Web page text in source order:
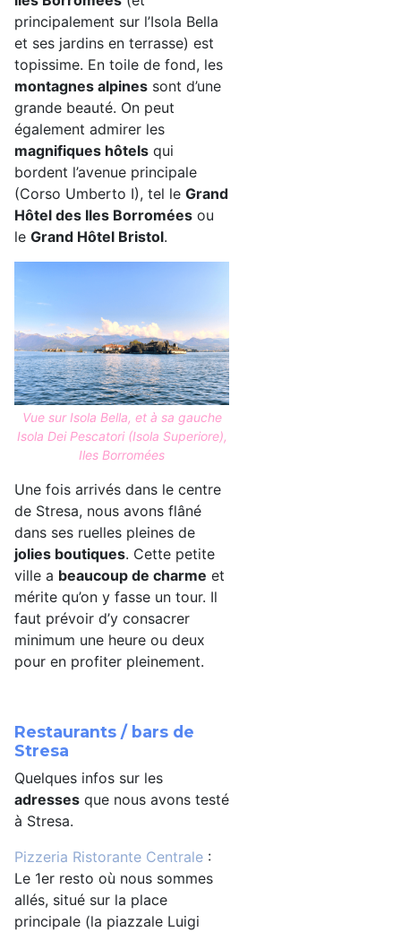
principalement sur l’Isola Bella
et ses jardins en terrasse) est
topissime. En toile de fond, les
montagnes alpines sont d’une
grande beauté. On peut
également admirer les
magnifiques hôtels qui
bordent l’avenue principale
(Corso Umberto I), tel le Grand
Hôtel des Iles Borromées ou
le Grand Hôtel Bristol.
Vue sur Isola Bella, et à sa gauche
Isola Dei Pescatori (Isola Superiore),
Iles Borromées
Une fois arrivés dans le centre
de Stresa, nous avons flâné
dans ses ruelles pleines de
jolies boutiques. Cette petite
ville a beaucoup de charme et
mérite qu’on y fasse un tour. Il
faut prévoir d’y consacrer
minimum une heure ou deux
pour en profiter pleinement.
Restaurants / bars de
Stresa
Quelques infos sur les
adresses que nous avons testé
à Stresa.
Pizzeria Ristorante Centrale :
Le 1er resto où nous sommes
allés, situé sur la place
principale (la piazzale Luigi